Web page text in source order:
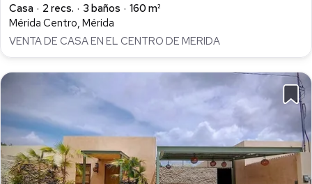
Casa
2 recs. 3 baños
160 m²
Mérida Centro, Mérida
VENTA DE CASA EN EL CENTRO DE MERIDA